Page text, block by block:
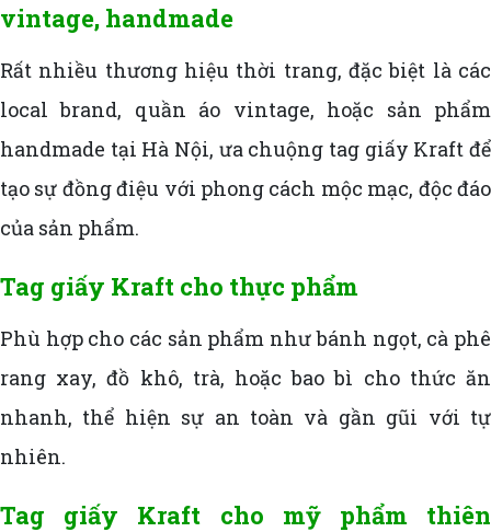
vintage, handmade
Rất nhiều thương hiệu thời trang, đặc biệt là các
local brand, quần áo vintage, hoặc sản phẩm
handmade tại Hà Nội, ưa chuộng tag giấy Kraft để
tạo sự đồng điệu với phong cách mộc mạc, độc đáo
của sản phẩm.
Tag giấy Kraft cho thực phẩm
Phù hợp cho các sản phẩm như bánh ngọt, cà phê
rang xay, đồ khô, trà, hoặc bao bì cho thức ăn
nhanh, thể hiện sự an toàn và gần gũi với tự
nhiên.
Tag giấy Kraft cho mỹ phẩm thiên